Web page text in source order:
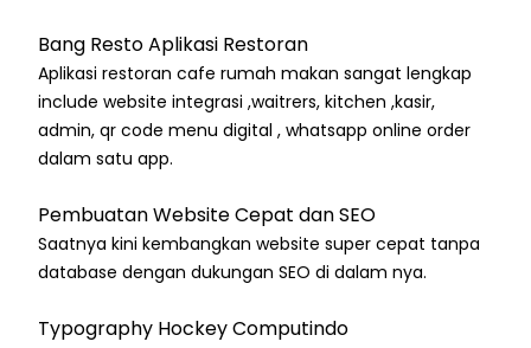
Bang Resto Aplikasi Restoran
Aplikasi restoran cafe rumah makan sangat lengkap
include website integrasi ,waitrers, kitchen ,kasir,
admin, qr code menu digital , whatsapp online order
dalam satu app.
Pembuatan Website Cepat dan SEO
Saatnya kini kembangkan website super cepat tanpa
database dengan dukungan SEO di dalam nya.
Typography Hockey Computindo